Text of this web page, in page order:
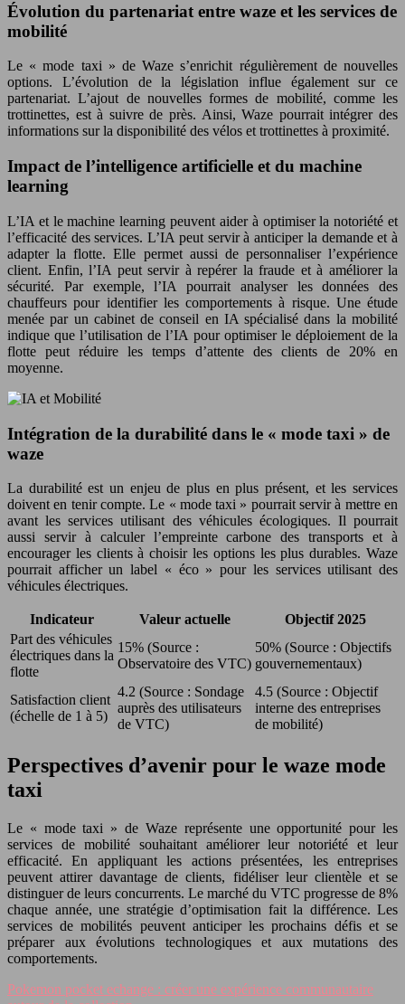
Évolution du partenariat entre waze et les services de
mobilité
Le « mode taxi » de Waze s’enrichit régulièrement de nouvelles
options. L’évolution de la législation influe également sur ce
partenariat. L’ajout de nouvelles formes de mobilité, comme les
trottinettes, est à suivre de près. Ainsi, Waze pourrait intégrer des
informations sur la disponibilité des vélos et trottinettes à proximité.
Impact de l’intelligence artificielle et du machine
learning
L’IA et le machine learning peuvent aider à optimiser la notoriété et
l’efficacité des services. L’IA peut servir à anticiper la demande et à
adapter la flotte. Elle permet aussi de personnaliser l’expérience
client. Enfin, l’IA peut servir à repérer la fraude et à améliorer la
sécurité. Par exemple, l’IA pourrait analyser les données des
chauffeurs pour identifier les comportements à risque. Une étude
menée par un cabinet de conseil en IA spécialisé dans la mobilité
indique que l’utilisation de l’IA pour optimiser le déploiement de la
flotte peut réduire les temps d’attente des clients de 20% en
moyenne.
Intégration de la durabilité dans le « mode taxi » de
waze
La durabilité est un enjeu de plus en plus présent, et les services
doivent en tenir compte. Le « mode taxi » pourrait servir à mettre en
avant les services utilisant des véhicules écologiques. Il pourrait
aussi servir à calculer l’empreinte carbone des transports et à
encourager les clients à choisir les options les plus durables. Waze
pourrait afficher un label « éco » pour les services utilisant des
véhicules électriques.
Indicateur Valeur actuelle
Objectif 2025
Part des véhicules
électriques dans la
flotte
15% (Source :
Observatoire des VTC)
50% (Source : Objectifs
gouvernementaux)
Satisfaction client
(échelle de 1 à 5)
4.2 (Source : Sondage
auprès des utilisateurs
de VTC)
4.5 (Source : Objectif
interne des entreprises
de mobilité)
Perspectives d’avenir pour le waze mode
taxi
Le « mode taxi » de Waze représente une opportunité pour les
services de mobilité souhaitant améliorer leur notoriété et leur
efficacité. En appliquant les actions présentées, les entreprises
peuvent attirer davantage de clients, fidéliser leur clientèle et se
distinguer de leurs concurrents. Le marché du VTC progresse de 8%
chaque année, une stratégie d’optimisation fait la différence. Les
services de mobilités peuvent anticiper les prochains défis et se
préparer aux évolutions technologiques et aux mutations des
comportements.
Pokemon pocket echange : créer une expérience communautaire